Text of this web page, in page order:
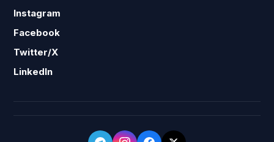
Instagram
Facebook
Twitter/X
LinkedIn